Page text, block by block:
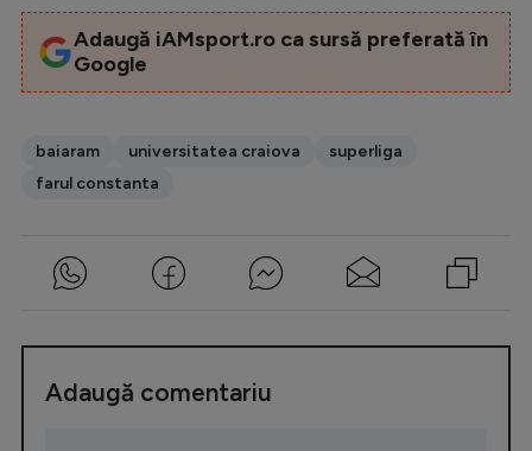
Adaugă iAMsport.ro ca sursă preferată în
Google
baiaram universitatea craiova
superliga
farul constanta
Adaugă comentariu